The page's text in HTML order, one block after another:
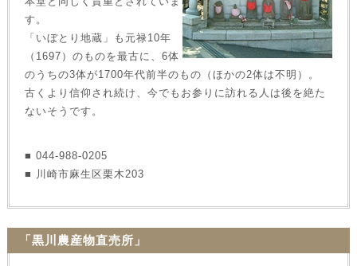
す。
「いぼとり地蔵」も元禄10年
（1697）のものを最古に、6体
のうちの3体が1700年代前半のもの（ほかの2体は不明）。
古くより信仰され続け、今でもお参りに訪れる人は後を絶た
ないそうです。
■ 044-988-0205
■ 川崎市麻生区栗木203
「黒川農産物直売所」